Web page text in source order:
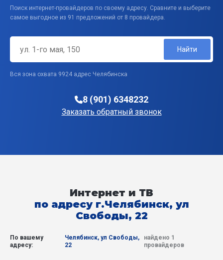
Поиск интернет-провайдеров по своему адресу. Сравните и выберите
самое выгодное из 91 предложений от 8 провайдера.
Найти
Вся зона охвата 9924 адрес Челябинска
8 (901) 6348232
Заказать обратный звонок
Интернет и ТВ
по адресу г.Челябинск, ул
Свободы, 22
По вашему
адресу:
Челябинск, ул Свободы,
22
найдено 1
провайдеров